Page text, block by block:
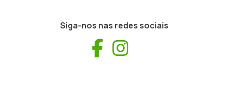
Siga-nos nas redes sociais
Facebook